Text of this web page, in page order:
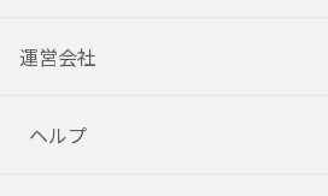
運営会社
ヘルプ